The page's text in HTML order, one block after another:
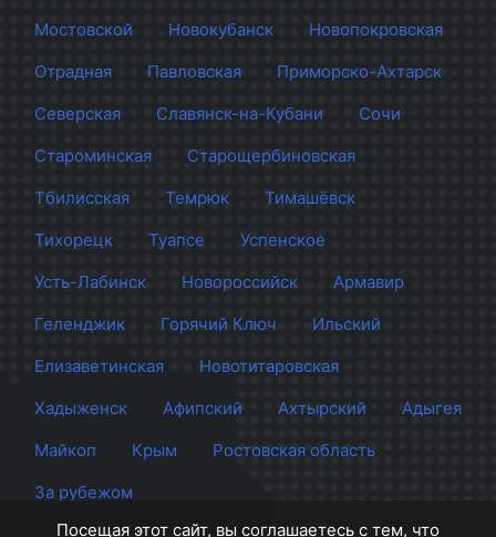
Мостовской
Новокубанск
Новопокровская
Отрадная
Павловская
Приморско-Ахтарск
Северская
Славянск-на-Кубани
Сочи
Староминская
Старощербиновская
Тбилисская
Темрюк
Тимашёвск
Тихорецк
Туапсе
Успенское
Усть-Лабинск
Новороссийск
Армавир
Геленджик
Горячий Ключ
Ильский
Елизаветинская
Новотитаровская
Хадыженск
Афипский Ахтырский
Адыгея
Майкоп
Крым
Ростовская область
За рубежом
Посещая этот сайт, вы соглашаетесь с тем, что